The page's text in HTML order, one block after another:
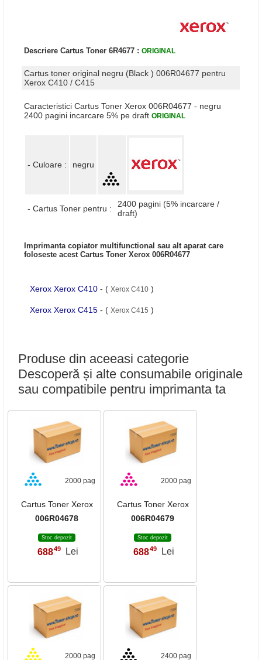
Descriere Cartus Toner 6R4677 : ORIGINAL
Cartus toner original negru (Black ) 006R04677 pentru
Xerox C410 / C415
Caracteristici Cartus Toner Xerox 006R04677 - negru
2400 pagini incarcare 5% pe draft ORIGINAL
- Culoare : negru
- Cartus Toner pentru :
2400 pagini (5% incarcare /
draft)
Imprimanta copiator multifunctional sau alt aparat care
foloseste acest Cartus Toner Xerox 006R04677
Xerox Xerox C410 - ( Xerox C410)
Xerox Xerox C415 - ( Xerox C415 )
Produse din aceeasi categorie
Descoperă și alte consumabile originale
sau compatibile pentru imprimanta ta
2000 pag
Cartus Toner Xerox
006R04678
Stoc depozit
68849 Lei
2000 pag
Cartus Toner Xerox
006R04679
Stoc depozit
68849 Lei
2000 pag 2400 pag